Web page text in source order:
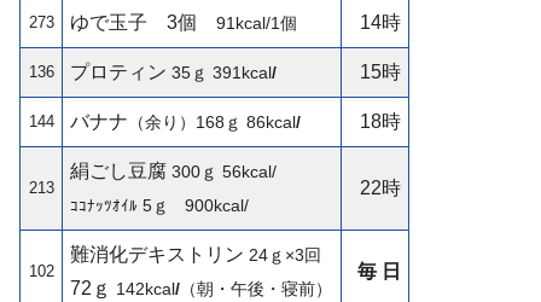
273 ゆで玉子 3個91kcal/1個 14時
136 プロティン 35ｇ 391kcal/ 15時
144 バナナ （余り）168ｇ 86kcal/ 18時
213
絹ごし豆腐 300ｇ 56kcal/
ｺｺﾅｯﾂｵｲﾙ 5ｇ 900kcal/
22時
102
難消化デキストリン 24ｇ×3回
72ｇ 142kcal/ （朝・午後・寝前）
毎 日